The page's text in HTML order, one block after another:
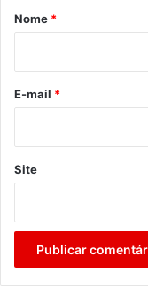
r
*
Nome *
E-mail *
Site